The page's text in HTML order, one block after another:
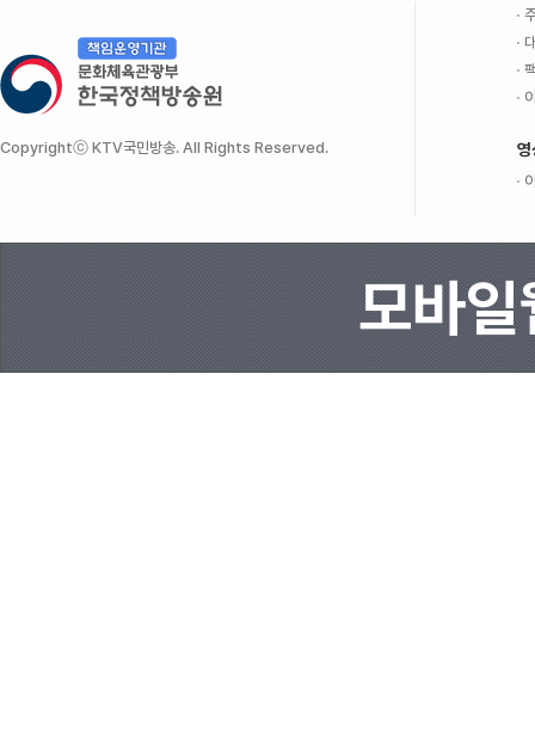
Copyrightⓒ KTV국민방송. All Rights Reserved. 영
모바